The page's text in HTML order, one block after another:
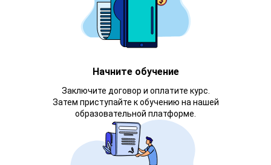
Начните обучение
Заключите договор и оплатите курс.
Затем приступайте к обучению на нашей
образовательной платформе.